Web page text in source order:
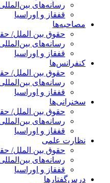
رسانه‌های
قفقاز و اوراسیا
مصاحبه‌ها
حقوق بین الملل/
رسانه‌های
قفقاز و اوراسیا
کنفرانس‌ها
حقوق بین الملل/
رسانه‌های
قفقاز و اوراسیا
سخنرانی‌ها
حقوق بین الملل/
رسانه‌های
قفقاز و اوراسیا
نظارت علمی
حقوق بین الملل/
رسانه‌های
قفقاز و اوراسیا
درس‌گفتارها